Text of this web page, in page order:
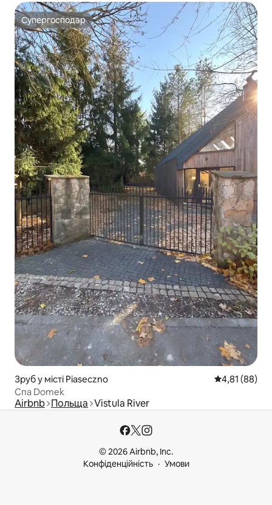
Супергосподар
Супергосподар
Зруб у місті Piaseczno Середня
4,81 (88)
Спа Domek
Airbnb Польща Vistula River
© 2026 Airbnb, Inc.
Конфіденційність
Умови